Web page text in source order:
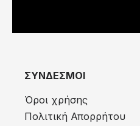
ΣΥΝΔΕΣΜΟΙ
Όροι χρήσης
Πολιτική Απορρήτου